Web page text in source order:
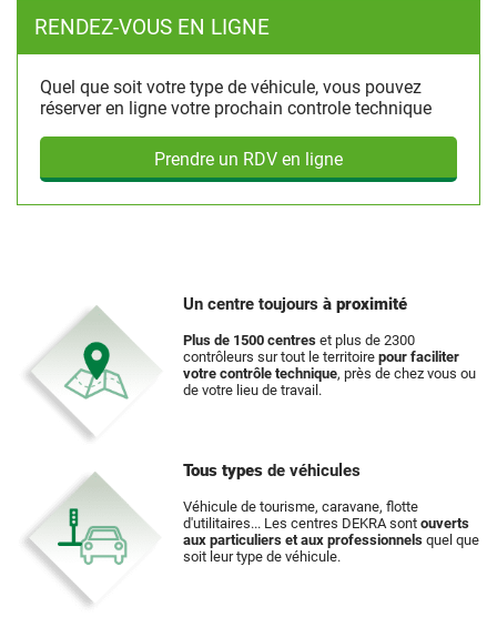
RENDEZ-VOUS EN LIGNE
Quel que soit votre type de véhicule, vous pouvez
réserver en ligne votre prochain controle technique
Prendre un RDV en ligne
Un centre toujours à proximité
Plus de 1500 centres et plus de 2300
contrôleurs sur tout le territoire pour faciliter
votre contrôle technique, près de chez vous ou
de votre lieu de travail.
Tous types de véhicules
Véhicule de tourisme, caravane, flotte
d'utilitaires... Les centres DEKRA sont ouverts
aux particuliers et aux professionnels quel que
soit leur type de véhicule.